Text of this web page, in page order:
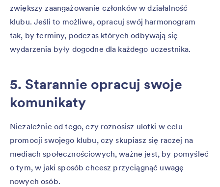
zwiększy zaangażowanie członków w działalność
klubu. Jeśli to możliwe, opracuj swój harmonogram
tak, by terminy, podczas których odbywają się
wydarzenia były dogodne dla każdego uczestnika.
5. Starannie opracuj swoje
komunikaty
Niezależnie od tego, czy roznosisz ulotki w celu
promocji swojego klubu, czy skupiasz się raczej na
mediach społecznościowych, ważne jest, by pomyśleć
o tym, w jaki sposób chcesz przyciągnąć uwagę
nowych osób.